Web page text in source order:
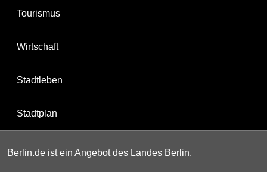
Tourismus
Wirtschaft
Stadtleben
Stadtplan
Berlin.de ist ein Angebot des Landes Berlin.